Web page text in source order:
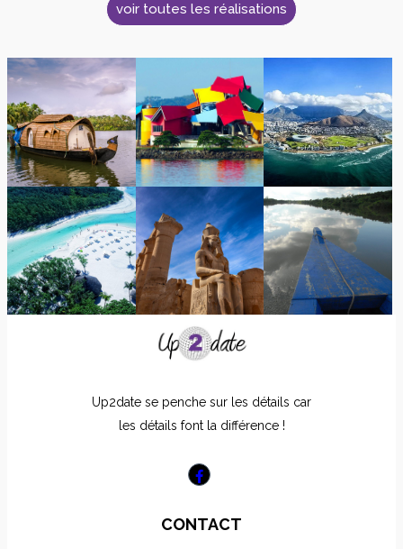
voir toutes les réalisations
Up2date se penche sur les détails car
les détails font la différence !
CONTACT